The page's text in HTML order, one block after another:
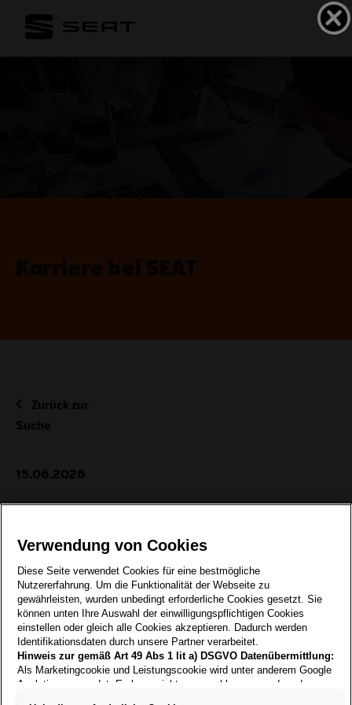
Zurück zur
Suche
15.06.2026
KAROSSERIEBAUTECHNIKER/IN
VOLLZEIT
Als modernes Unternehmen sind wir immer wieder auf
der Suche nach motivierten und
qualifizierten MitarbeiterInnen, die uns dabei helfen,
unsere Services weiter zu entwickeln und
Verwendung von Cookies
Diese Seite verwendet Cookies für eine bestmögliche
Nutzererfahrung. Um die Funktionalität der Webseite zu
gewährleisten, wurden unbedingt erforderliche Cookies gesetzt. Sie
können unten Ihre Auswahl der einwilligungspflichtigen Cookies
einstellen oder gleich alle Cookies akzeptieren. Dadurch werden
Identifikationsdaten durch unsere Partner verarbeitet.
Hinweis zur gemäß Art 49 Abs 1 lit a) DSGVO Datenübermittlung:
Als Marketingcookie und Leistungscookie wird unter anderem Google
Analytics verwendet. Es kann nicht ausgeschlossen werden, dass